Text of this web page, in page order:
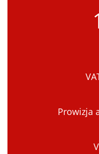
Prowizja